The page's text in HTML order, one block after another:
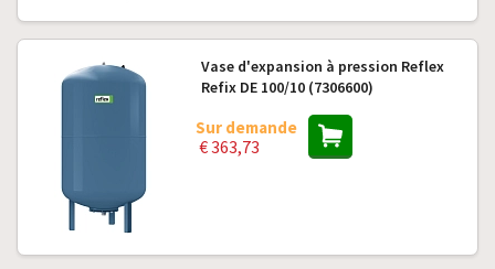
Vase d'expansion à pression Reflex
Refix DE 100/10 (7306600)
Sur demande
€ 363,73